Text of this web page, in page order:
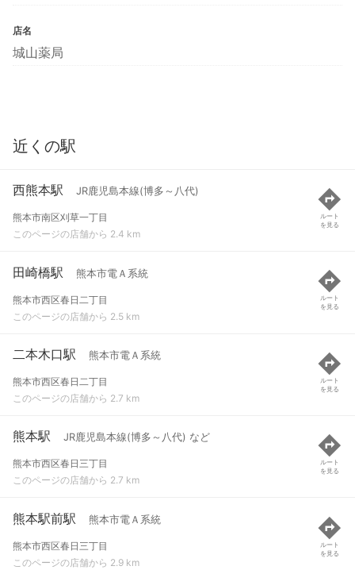
店名
城山薬局
近くの駅
西熊本駅 JR鹿児島本線(博多～八代)
熊本市南区刈草一丁目
このページの店舗から 2.4 km
ルート
を見る
田崎橋駅 熊本市電Ａ系統
熊本市西区春日二丁目
このページの店舗から 2.5 km
ルート
を見る
二本木口駅 熊本市電Ａ系統
熊本市西区春日二丁目
このページの店舗から 2.7 km
ルート
を見る
熊本駅 JR鹿児島本線(博多～八代) など
熊本市西区春日三丁目
このページの店舗から 2.7 km
ルート
を見る
熊本駅前駅 熊本市電Ａ系統
熊本市西区春日三丁目
このページの店舗から 2.9 km
ルート
を見る